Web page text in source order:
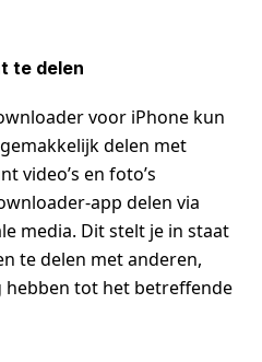
te delen
voor iPhone kun
delen met
video’s en foto’s
app delen via
media. Dit stelt je in staat
te delen met anderen,
hebben tot het betreffende